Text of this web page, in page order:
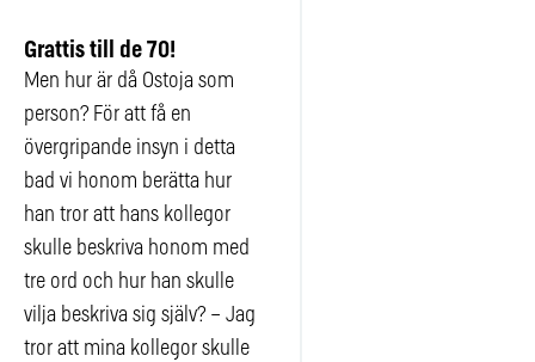
Grattis till de 70!
Men hur är då Ostoja som
person? För att få en
övergripande insyn i detta
bad vi honom berätta hur
han tror att hans kollegor
skulle beskriva honom med
tre ord och hur han skulle
vilja beskriva sig själv? – Jag
tror att mina kollegor skulle